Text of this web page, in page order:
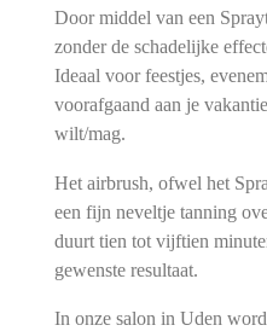
Door middel van een
zonder de schadelijke
Ideaal voor feestjes,
voorafgaand aan je
wilt/mag.
Het airbrush, ofwel het
een fijn neveltje tanning
duurt tien tot vijftien
gewenste resultaat.
In onze salon in Uden